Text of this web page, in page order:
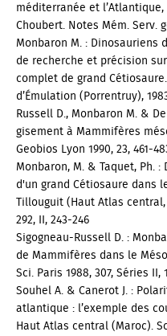
méditerranée et
Choubert. Notes Mém. Serv.
Monbaron M. : Dinosauriens
de recherche et précision
complet de grand Cétiosaure.
d’Émulation (Porrentruy),
Russell D., Monbaron M. &
gisement à Mammifères
Geobios Lyon 1990, 23, 461-
Monbaron, M. & Taquet, Ph. :
d'un grand Cétiosaure dans
Tillouguit (Haut Atlas central
292, II, 243-246
Sigogneau-Russell D. :
de Mammifères dans le
Sci. Paris 1988, 307, Séries II,
Souhel A. & Canerot J. :
atlantique : l’exemple des
Haut Atlas central (Maroc).